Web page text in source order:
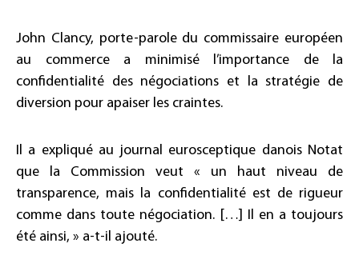
John Clancy, porte-parole du commissaire européen
au commerce a minimisé l’importance de la
confidentialité des négociations et la stratégie de
diversion pour apaiser les craintes.
Il a expliqué au journal eurosceptique danois Notat
que la Commission veut « un haut niveau de
transparence, mais la confidentialité est de rigueur
comme dans toute négociation. […] Il en a toujours
été ainsi, » a-t-il ajouté.